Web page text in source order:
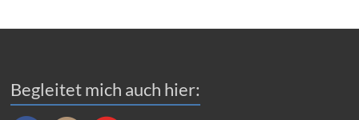
Begleitet mich auch hier: